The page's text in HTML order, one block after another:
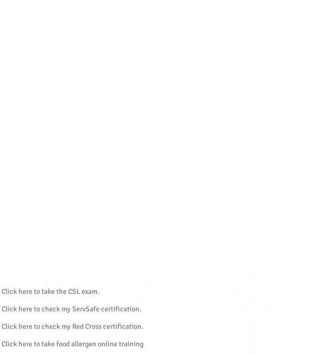
Click here to take the CSL exam.
Click here to check my ServSafe certification.
Click here to check my Red Cross certification.
Click here to take food allergen online training